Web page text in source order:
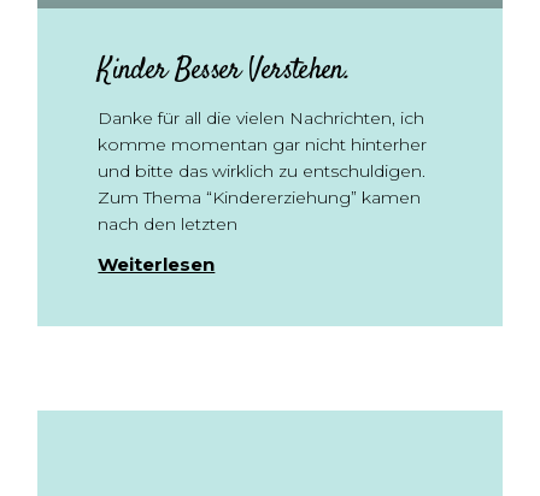
Kinder Besser Verstehen.
Danke für all die vielen Nachrichten, ich
komme momentan gar nicht hinterher
und bitte das wirklich zu entschuldigen.
Zum Thema “Kindererziehung” kamen
nach den letzten
Weiterlesen